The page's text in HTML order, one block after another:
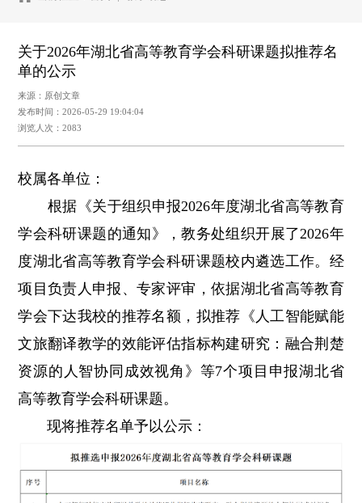
关于2026年湖北省高等教育学会科研课题拟推荐名
单的公示
来源：原创文章
发布时间：2026-05-29 19:04:04
浏览人次：2083
校属各单位：
根据《关于组织申报2026年度湖北省高等教育
学会科研课题的通知》，教务处组织开展了2026年
度湖北省高等教育学会科研课题校内遴选工作。经
项目负责人申报、专家评审，依据湖北省高等教育
学会下达我校的推荐名额，拟推荐《人工智能赋能
文旅翻译教学的效能评估指标构建研究：融合荆楚
资源的人智协同成效视角》等7个项目申报湖北省
高等教育学会科研课题。
现将推荐名单予以公示：